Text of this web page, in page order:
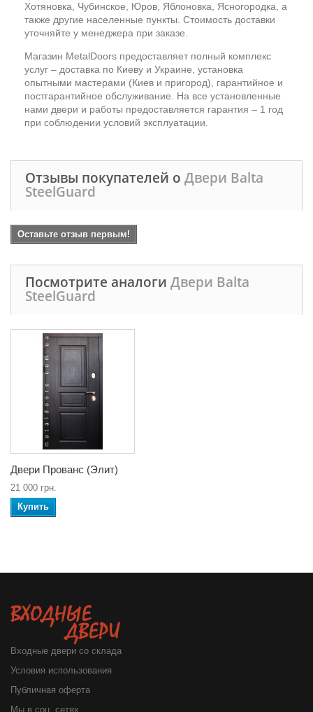
Хотяновка, Чубинское, Юров, Яблоновка, Ясногородка, а
также другие населенные пункты. Стоимость доставки
уточняйте у менеджера при заказе.
Магазин MetalDoors предоставляет полный комплекс
услуг – доставка по Киеву и Украине, установка
опытными мастерами (Киев и пригород), гарантийное и
постгарантийное обслуживание. На все установленные
нами двери и работы предоставляется гарантия – 1 год
при соблюдении условий эксплуатации.
Отзывы покупателей о Двери Balta
SteelGuard
Оставьте отзыв первым!
Посмотрите аналоги Двери Balta
SteelGuard
Двери Прованс (Элит)
21 000 грн.
Купить
Входные двери со склада
Условия использования
Публичная оферта
Мы в соц. сетях